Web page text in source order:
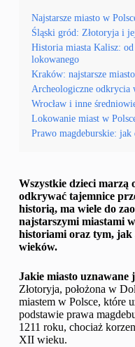
Najstarsze miasto w
Śląski gród: Złotoryja i
Historia miasta Kalisz:
lokowanego
Kraków: najstarsze
Archeologiczne odkrycia
Wrocław i inne
Lokowanie miast w
Prawo magdeburskie: jak
Wszystkie dzieci marzą
odkrywać tajemnice
historią, ma wiele do
najstarszymi miastami
historiami oraz tym, jak
wieków.
Jakie miasto uznawane
Złotoryja, położona w
miastem w Polsce, które
podstawie prawa
1211 roku, chociaż
XII wieku.